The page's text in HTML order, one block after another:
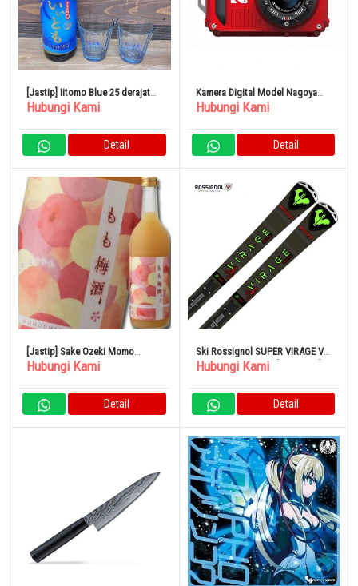
[Jastip] Iitomo Blue 25 derajat
900ml
Hubungi Kami
Detail
Kamera Digital Model Nagoya
Grampus Tahan Air
Hubungi Kami
Detail
[Jastip] Sake Ozeki Momo
Umeshu 720ml
Hubungi Kami
Detail
Ski Rossignol SUPER VIRAGE VIII
OVERSIZE KONECT [RAMPR01] +
SIGNATURE
Hubungi Kami
Detail